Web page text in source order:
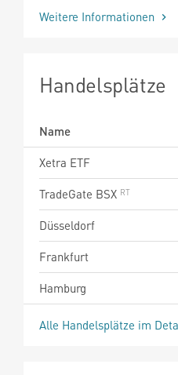
Weitere Informationen
Handelsplätze
Name
Xetra ETF
TradeGate BSX
Düsseldorf
Frankfurt
Hamburg
Alle Handelsplätze im